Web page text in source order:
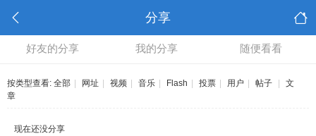
分享
好友的分享 我的分享 随便看看
按类型查看: 全部 网址 视频 音乐 Flash 投票 用户 帖子
文
章
现在还没分享